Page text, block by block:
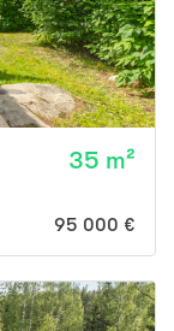
35 m²
95 000 €